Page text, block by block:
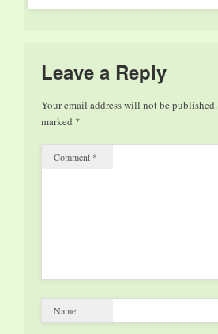
Führungen für Kinder.
Zweiter Schwerpunkt
"Allen Jones – Off the
Wall", die…
Leave a Reply
Your email address will not be published.
marked *
Comment *
Name